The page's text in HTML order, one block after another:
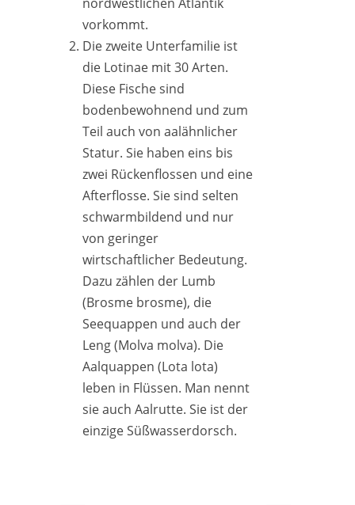
vorkommt.
Die zweite Unterfamilie ist
die Lotinae mit 30 Arten.
Diese Fische sind
bodenbewohnend und zum
Teil auch von aalähnlicher
Statur. Sie haben eins bis
zwei Rückenflossen und eine
Afterflosse. Sie sind selten
schwarmbildend und nur
von geringer
wirtschaftlicher Bedeutung.
Dazu zählen der Lumb
(Brosme brosme), die
Seequappen und auch der
Leng (Molva molva). Die
Aalquappen (Lota lota)
leben in Flüssen. Man nennt
sie auch Aalrutte. Sie ist der
einzige Süßwasserdorsch.